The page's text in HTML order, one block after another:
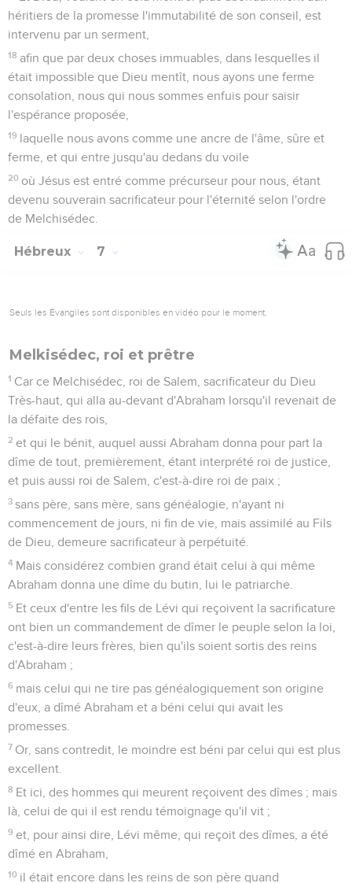
héritiers de la promesse l'immutabilité de son conseil, est
intervenu par un serment,
18 afin que par deux choses immuables, dans lesquelles il
était impossible que Dieu mentît, nous ayons une ferme
consolation, nous qui nous sommes enfuis pour saisir
l'espérance proposée,
19 laquelle nous avons comme une ancre de l'âme, sûre et
ferme, et qui entre jusqu'au dedans du voile
20 où Jésus est entré comme précurseur pour nous, étant
devenu souverain sacrificateur pour l'éternité selon l'ordre
de Melchisédec.
Hébreux 7
Seuls les Évangiles sont disponibles en vidéo pour le moment.
Melkisédec, roi et prêtre
1 Car ce Melchisédec, roi de Salem, sacrificateur du Dieu
Très-haut, qui alla au-devant d'Abraham lorsqu'il revenait de
la défaite des rois,
2 et qui le bénit, auquel aussi Abraham donna pour part la
dîme de tout, premièrement, étant interprété roi de justice,
et puis aussi roi de Salem, c'est-à-dire roi de paix ;
3 sans père, sans mère, sans généalogie, n'ayant ni
commencement de jours, ni fin de vie, mais assimilé au Fils
de Dieu, demeure sacrificateur à perpétuité.
4 Mais considérez combien grand était celui à qui même
Abraham donna une dîme du butin, lui le patriarche.
5 Et ceux d'entre les fils de Lévi qui reçoivent la sacrificature
ont bien un commandement de dîmer le peuple selon la loi,
c'est-à-dire leurs frères, bien qu'ils soient sortis des reins
d'Abraham ;
6 mais celui qui ne tire pas généalogiquement son origine
d'eux, a dîmé Abraham et a béni celui qui avait les
promesses.
7 Or, sans contredit, le moindre est béni par celui qui est plus
excellent.
8 Et ici, des hommes qui meurent reçoivent des dîmes ; mais
là, celui de qui il est rendu témoignage qu'il vit ;
9 et, pour ainsi dire, Lévi même, qui reçoit des dîmes, a été
dîmé en Abraham,
10 il était encore dans les reins de son père quand